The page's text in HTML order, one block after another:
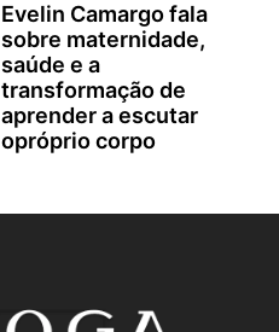
Evelin Camargo fala
sobre maternidade,
saúde e a
transformação de
aprender a escutar
opróprio corpo